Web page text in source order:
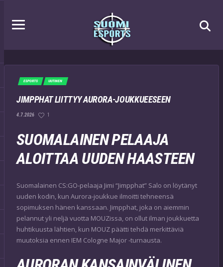
ESPORTS UUTINEN
JIMPPHAT LIITTYY AURORA-JOUKKUEESEEN
4.7.2026 1
SUOMALAINEN PELAAJA
ALOITTAA UUDEN HAASTEEN
Suomalainen CS:GO-pelaaja Jimi “Jimpphat” Salo on löytänyt
uuden kodin, kun Aurora-joukkue ilmoitti tehneensä
sopimuksen hänen kanssaan. Jimpphat, joka on aiemmin
pelannut yli neljä vuotta MOUZissa, on ollut ilman joukkuetta
huhtikuusta lähtien, kun MOUZ päätti tehdä merkittäviä
muutoksia ennen IEM Cologne Major -turnausta.